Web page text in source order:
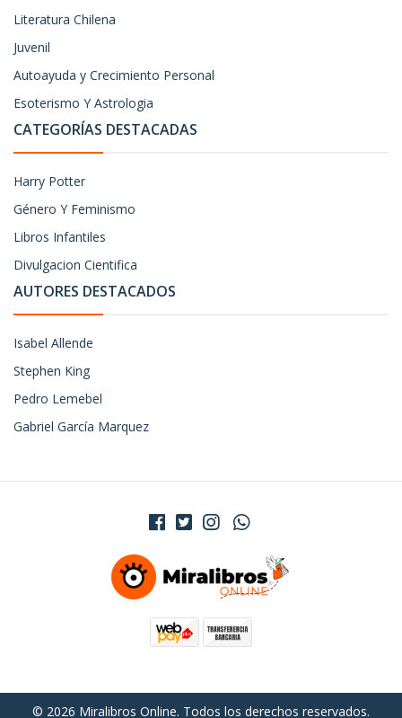
Literatura Chilena
Juvenil
Autoayuda y Crecimiento Personal
Esoterismo Y Astrologia
CATEGORÍAS DESTACADAS
Harry Potter
Género Y Feminismo
Libros Infantiles
Divulgacion Cientifica
AUTORES DESTACADOS
Isabel Allende
Stephen King
Pedro Lemebel
Gabriel García Marquez
© 2026 Miralibros Online. Todos los derechos reservados.